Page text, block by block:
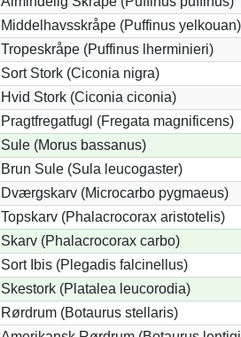
Middelhavsskråpe (Puffinus yelkouan)
Tropeskråpe (Puffinus lherminieri)
Sort Stork (Ciconia nigra)
Hvid Stork (Ciconia ciconia)
Pragtfregatfugl (Fregata magnificens)
Sule (Morus bassanus)
Brun Sule (Sula leucogaster)
Dværgskarv (Microcarbo pygmaeus)
Topskarv (Phalacrocorax aristotelis)
Skarv (Phalacrocorax carbo)
Sort Ibis (Plegadis falcinellus)
Skestork (Platalea leucorodia)
Rørdrum (Botaurus stellaris)